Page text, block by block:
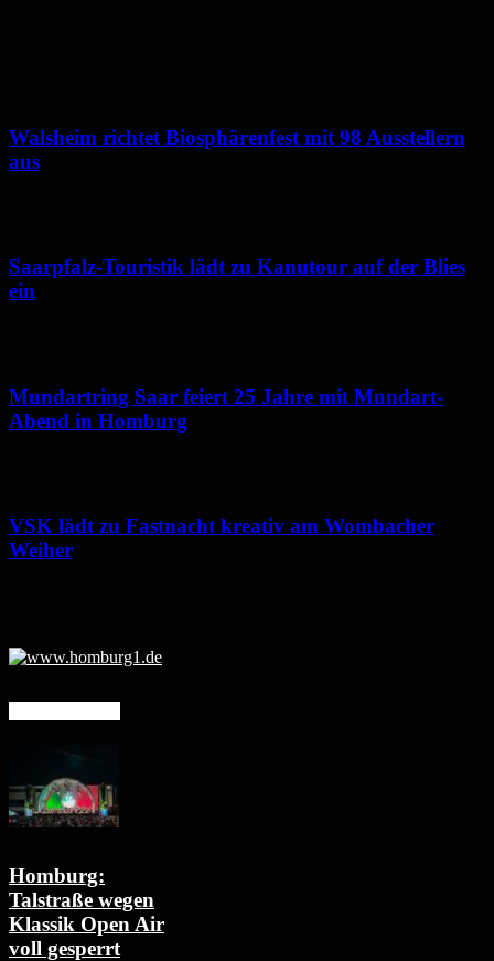
Walsheim richtet Biosphärenfest mit 98 Ausstellern
aus
Saarpfalz-Touristik lädt zu Kanutour auf der Blies
ein
Mundartring Saar feiert 25 Jahre mit Mundart-
Abend in Homburg
VSK lädt zu Fastnacht kreativ am Wombacher
Weiher
Homburg:
Talstraße wegen
Klassik Open Air
voll gesperrt